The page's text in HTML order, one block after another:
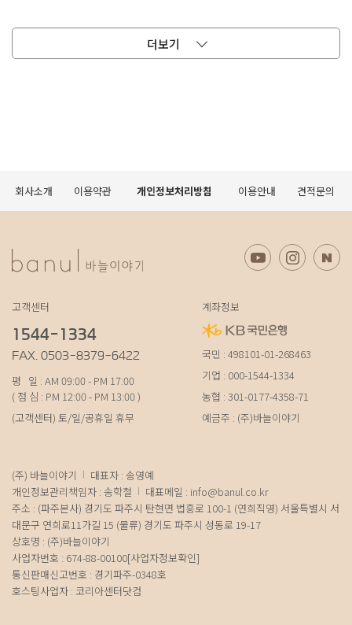
더보기
회사소개 이용약관 개인정보처리방침 이용안내 견적문의
고객센터
1544-1334
FAX. 0503-8379-6422
평 일 : AM 09:00 - PM 17:00
( 점 심 : PM 12:00 - PM 13:00 )
(고객센터) 토/일/공휴일 휴무
계좌정보
국민 : 498101-01-268463
기업 : 000-1544-1334
농협 : 301-0177-4358-71
예금주 : (주)바늘이야기
(주) 바늘이야기
대표자 : 송영예
개인정보관리책임자 : 송학철
대표메일 : info@banul.co.kr
주소 : (파주본사) 경기도 파주시 탄현면 법흥로 100-1 (연희직영) 서울특별시 서
대문구 연희로11가길 15 (물류) 경기도 파주시 성동로 19-17
상호명 : (주)바늘이야기
사업자번호 : 674-88-00100[사업자정보확인]
통신판매신고번호 : 경기파주-0348호
호스팅사업자 : 코리아센터닷컴